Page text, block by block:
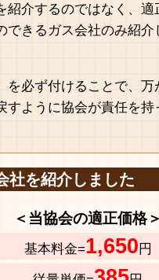
紹介するのではなく、適
きるガス会社のみ紹介
」を必ず付けることで、万
ように協会が責任を持
社を紹介しました
＜当協会の適正価格＞
基本料金=1,650 円